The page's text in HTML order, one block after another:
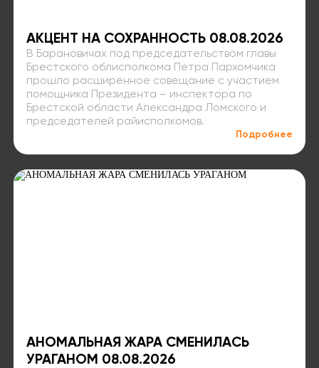
АКЦЕНТ НА СОХРАННОСТЬ 08.08.2026
В Барановичах под председательством главы
Брестского облисполкома Петра Пархомчика
прошло расширенное совещание с участием
помощника Президента – инспектора по
Брестской области Александра Ломского и
председателей райисполкомов.
Подробнее
АНОМАЛЬНАЯ ЖАРА СМЕНИЛАСЬ
УРАГАНОМ 08.08.2026